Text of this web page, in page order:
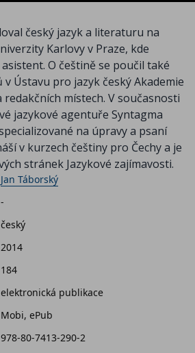
český jazyk a literaturu na
Karlovy v Praze, kde
O češtině se poučil také
v Ústavu pro jazyk český Akademie
redakčních místech. V současnosti
jazykové agentuře Syntagma
na úpravy a psaní
v kurzech češtiny pro Čechy a je
stránek Jazykové zajímavosti.
Jan Táborský
-
český
2014
184
elektronická publikace
Mobi, ePub
978-80-7413-290-2